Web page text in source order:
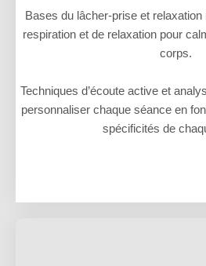
Bases du lâcher-prise et
respiration et de relaxation pour
corps.
Techniques d’écoute active et
personnaliser chaque séance en
spécificités de